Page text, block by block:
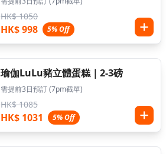
HK$ 1050
HK$ 998 5% Off
瑜伽LuLu豬立體蛋糕｜2-3磅
需提前3日預訂 (7pm截單)
HK$ 1085
HK$ 1031 5% Off